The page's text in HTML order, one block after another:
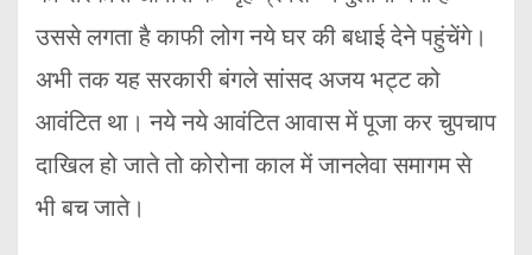
उससे लगता है काफी लोग नये घर की बधाई देने पहुंचेंगे।
अभी तक यह सरकारी बंगले सांसद अजय भट्ट को
आवंटित था। नये नये आवंटित आवास में पूजा कर चुपचाप
दाखिल हो जाते तो कोरोना काल में जानलेवा समागम से
भी बच जाते।